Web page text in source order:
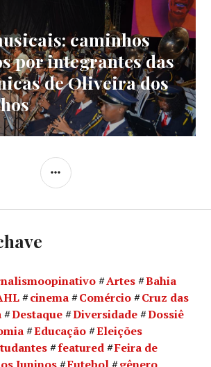
caminhos
por integrantes das
de Oliveira dos
LATERAL
Artes
Bahia
cinema Comércio
Cruz das
Destaque Diversidade
Dossiê
Educação
Eleições
featured
Feira de